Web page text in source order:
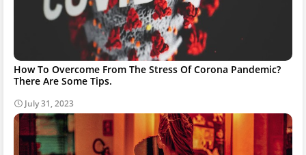
How To Overcome From The Stress Of Corona Pandemic?
There Are Some Tips.
July 31, 2023